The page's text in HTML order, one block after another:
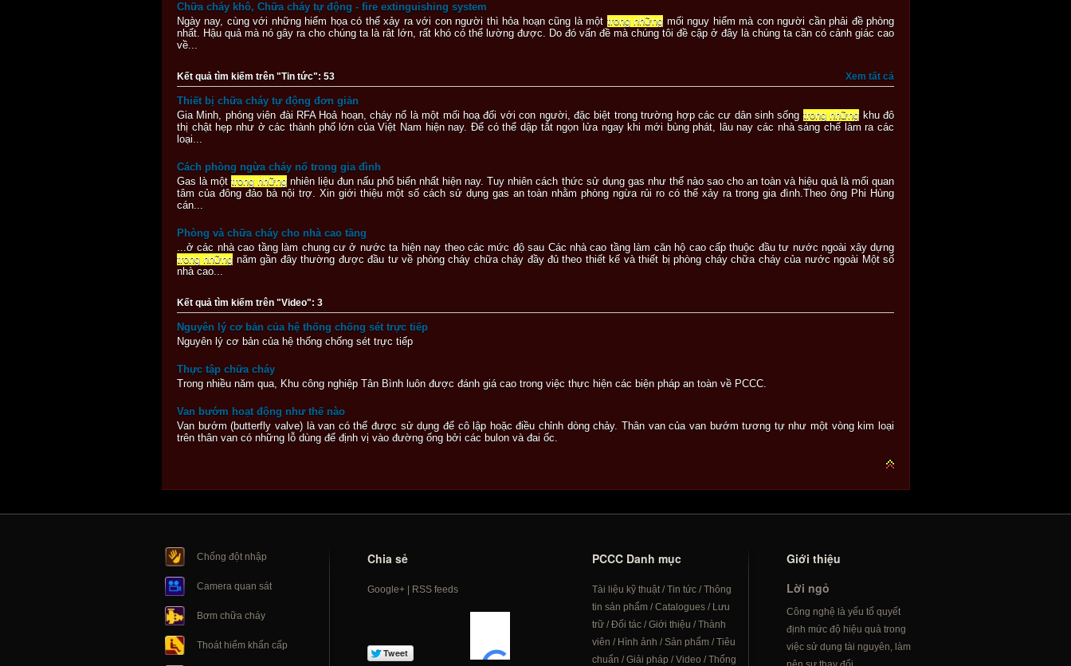
Chữa cháy khô, Chữa cháy tự động - fire extinguishing system
Ngày nay, cùng với những hiểm họa có thể xảy ra với con người thì hỏa hoạn cũng là một trong những mối nguy hiểm mà con người cần phải đề phòng
nhất. Hậu quả mà nó gây ra cho chúng ta là rât lớn, rất khó có thể lường được. Do đó vấn đề mà chúng tôi đề cập ở đây là chúng ta cần có cảnh giác cao
về...
Xem tất cả
Kết quả tìm kiếm trên "Tin tức": 53
Thiết bị chữa cháy tự động đơn giản
Gia Minh, phóng viên đài RFA Hoả hoạn, cháy nổ là một mối hoạ đối với con người, đặc biệt trong trường hợp các cư dân sinh sống trong những khu đô
thị chật hẹp như ở các thành phố lớn của Việt Nam hiện nay. Để có thể dập tắt ngọn lửa ngay khi mới bùng phát, lâu nay các nhà sáng chế làm ra các
loại...
Cách phòng ngừa cháy nổ trong gia đình
Gas là mộttrong những nhiên liệu đun nấu phổ biến nhất hiện nay. Tuy nhiên cách thức sử dụng gas như thế nào sao cho an toàn và hiệu quả là mối quan
tâm của đông đảo bà nội trợ. Xin giới thiệu một số cách sử dụng gas an toàn nhằm phòng ngừa rủi ro có thể xảy ra trong gia đình.Theo ông Phi Hùng
cán...
Phòng và chữa cháy cho nhà cao tầng
...ở các nhà cao tầng làm chung cư ở nước ta hiện nay theo các mức độ sau Các nhà cao tầng làm căn hộ cao cấp thuộc đầu tư nước ngoài xây dựng
trong những năm gần đây thường được đầu tư về phòng cháy chữa cháy đầy đủ theo thiết kế và thiết bị phòng cháy chữa cháy của nước ngoài Một số
nhà cao...
Kết quả tìm kiếm trên "Video": 3
Nguyên lý cơ bản của hệ thống chống sét trực tiếp
Nguyên lý cơ bản của hệ thống chống sét trực tiếp
Thực tập chữa cháy
Trong nhiều năm qua, Khu công nghiệp Tân Bình luôn được đánh giá cao trong việc thực hiện các biện pháp an toàn về PCCC.
Van bướm hoạt động như thế nào
Van bướm (butterfly valve) là van có thể được sử dụng để cô lập hoặc điều chỉnh dòng chảy. Thân van của van bướm tương tự như một vòng kim loại
trên thân van có những lỗ dùng để định vị vào đường ống bởi các bulon và đai ốc.
Chống đột nhập
Camera quan sát
Bơm chữa cháy
Thoát hiểm khẩn cấp
Chia sẻ
Google+| RSS feeds
PCCC Danh mục
Tài liệu kỹ thuật/Tin tức/Thông
tin sản phẩm/Catalogues/ Lưu
trữ/Đối tác/Giới thiệu /Thành
viên / Hình ảnh /Sản phẩm/Tiêu
chuẩn /Giải pháp /Video /Thống
Giới thiệu
Lời ngỏ
Công nghệ là yếu tố quyết
định mức độ hiệu quả trong
việc sử dụng tài nguyên, làm